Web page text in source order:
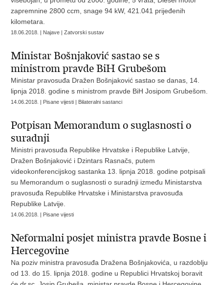
zapremnine 2800 ccm, snage 94 kW, 421.041 prijeđenih
kilometara.
18.06.2018. | Najave | Zatvorski sustav
Ministar Bošnjaković sastao se s
ministrom pravde BiH Grubešom
Ministar pravosuđa Dražen Bošnjaković sastao se danas, 14.
lipnja 2018. godine s ministrom pravde BiH Josipom Grubešom.
14.06.2018. | Pisane vijesti | Bilateralni sastanci
Potpisan Memorandum o suglasnosti o
suradnji
Ministri pravosuđa Republike Hrvatske i Republike Latvije,
Dražen Bošnjaković i Dzintars Rasnačs, putem
videokonferencijskog sastanka 13. lipnja 2018. godine potpisali
su Memorandum o suglasnosti o suradnji između Ministarstva
pravosuđa Republike Hrvatske i Ministarstva pravosuđa
Republike Latvije.
14.06.2018. | Pisane vijesti
Neformalni posjet ministra pravde Bosne i
Hercegovine
Na poziv ministra pravosuđa Dražena Bošnjakovića, u razdoblju
od 13. do 15. lipnja 2018. godine u Republici Hrvatskoj boravit